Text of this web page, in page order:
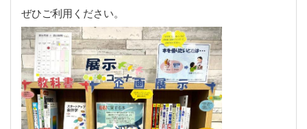
ぜひご利用ください。